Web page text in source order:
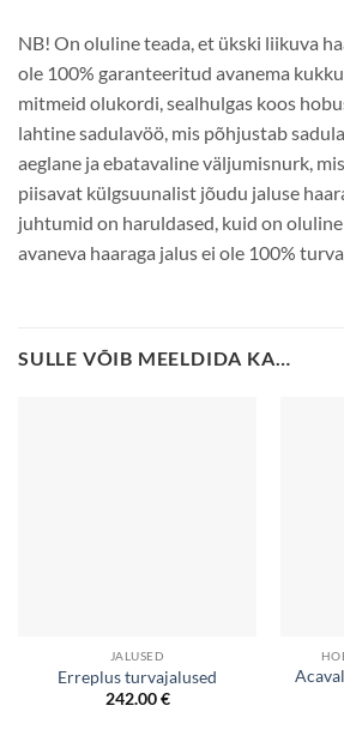
NB! On oluline teada, et ükski liikuva
ole 100% garanteeritud avanema
mitmeid olukordi, sealhulgas koos
lahtine sadulavöö, mis põhjustab
aeglane ja ebatavaline väljumisnurk,
piisavat külgsuunalist jõudu jaluse
juhtumid on haruldased, kuid on
avaneva haaraga jalus ei ole 100%
SULLE VÕIB MEELDIDA KA…
JALUSED
Erreplus turvajalused
242.00€